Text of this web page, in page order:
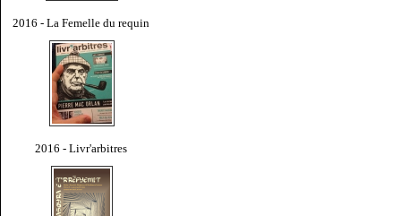
2016 - La Femelle du requin
2016 - Livr'arbitres